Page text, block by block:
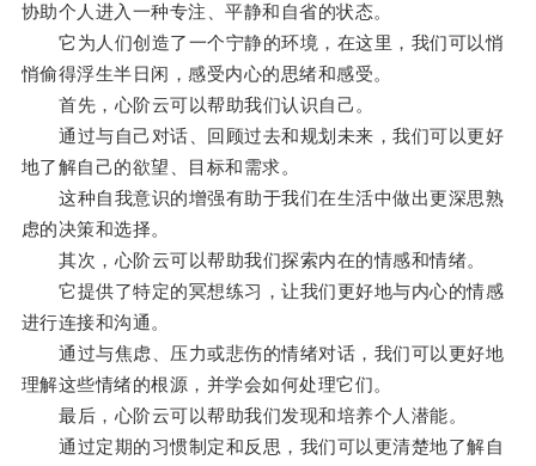
协助个人进入一种专注、平静和自省的状态。
它为人们创造了一个宁静的环境，在这里，我们可以悄
悄偷得浮生半日闲，感受内心的思绪和感受。
首先，心阶云可以帮助我们认识自己。
通过与自己对话、回顾过去和规划未来，我们可以更好
地了解自己的欲望、目标和需求。
这种自我意识的增强有助于我们在生活中做出更深思熟
虑的决策和选择。
其次，心阶云可以帮助我们探索内在的情感和情绪。
它提供了特定的冥想练习，让我们更好地与内心的情感
进行连接和沟通。
通过与焦虑、压力或悲伤的情绪对话，我们可以更好地
理解这些情绪的根源，并学会如何处理它们。
最后，心阶云可以帮助我们发现和培养个人潜能。
通过定期的习惯制定和反思，我们可以更清楚地了解自